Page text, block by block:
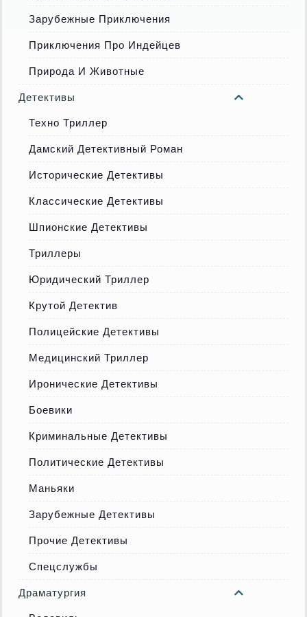
Зарубежные Приключения
Приключения Про Индейцев
Природа И Животные
Детективы
Техно Триллер
Дамский Детективный Роман
Исторические Детективы
Классические Детективы
Шпионские Детективы
Триллеры
Юридический Триллер
Крутой Детектив
Полицейские Детективы
Медицинский Триллер
Иронические Детективы
Боевики
Криминальные Детективы
Политические Детективы
Маньяки
Зарубежные Детективы
Прочие Детективы
Спецслужбы
Драматургия